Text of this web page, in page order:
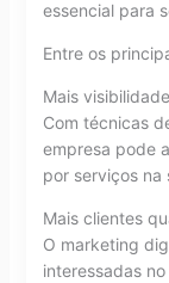
essencial para
Entre os
Mais
Com técnicas
empresa pode
por serviços na
Mais clientes
O marketing
interessadas